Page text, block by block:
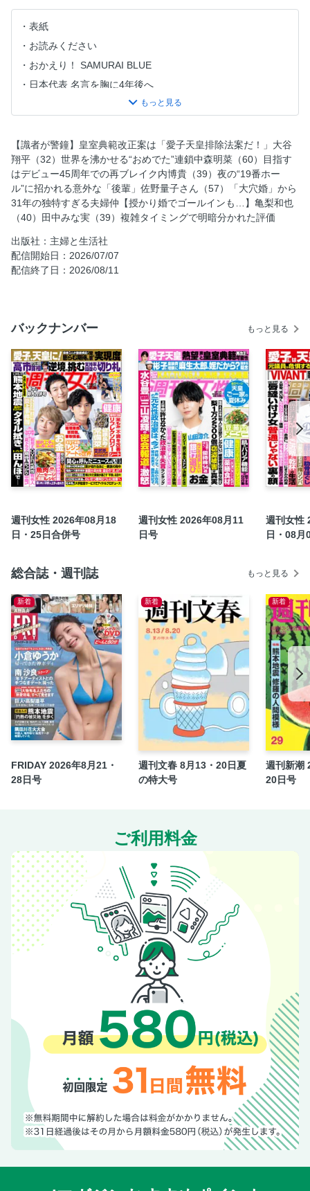
表紙
お読みください
おかえり！ SAMURAI BLUE
日本代表 名言を胸に4年後へ
timelesz 横浜アリーナ最終公演
目次
【識者が警鐘】皇室典範改正案は「愛子天皇排除法案だ！」
大谷翔平（32）世界を沸かせる“おめでた”連鎖／中森明菜
（60）目指すはデビュー45周年での再ブレイク
内博貴（39）夜の“19番ホール”に招かれる意外な「後輩」
佐野量子さん（57）「大穴婚」から31年の独特すぎる夫婦
仲
【授かり婚でゴールインも…】亀梨和也（40）田中みな実
〈インタビュー〉泉ピン子（78）渡鬼メンバーへの思いか
ら、隠し子騒動まで
〈男女500人アンケート〉令和に復活してほしい「昭和・平
成学園ドラマ」ランキング
《短期連載》微笑みプリンセス 佳子さまの歩み
〈男女300人アンケート〉俳優業が「ハマった＆がっかり」
女性アナランキング
宝泉薫の人生アゲサゲ分かれ道／中森明菜
【今、ランドセルの進化がすごいことに！】最新ラン活事情
燃え殻 どんな人生にも名ゼリフはある。
《特別付録》サッカーW杯日本代表カード
コミック／ペンにりぼんを〜漫画家・井出智香恵物語〜
【1人前ほぼ200円以下】夏野菜がおいしい節約おかず
【抗がん食材がたっぷり】がんを予防する「長生き」煮込み
【子宮頸がんの後遺症で腎機能が低下】放送作家・たむらよ
うこさん（55）「私は悪い見本。後悔しているからこそ、伝
えたい」
【その不調、血流のせいかも!?】魔法の血流アップストレッ
チ
【高嶋ちさ子、高橋英樹、南美希子…】有名人が実践する
「脳スッキリ」習慣
【やりがちNG総点検】その節約、夏は逆に高くつく！
《シリーズ 障害と生きる。》生まれつき顔の左側の骨が成
長しない難病、15回の手術を乗り越えて
細木かおりの幸せを呼ぶ六星占術
おすすめ週女書店／一色さゆりさん「モナリザの裏側」
【夏休み前に始める】「一日一拭き」で部屋も気分もすっき
り！
Dr.西川潔の拝啓、婦人科外来より愛を込めて
〈インタビュー〉熊切あさ美（46）「やっと両親に見せられ
る本ができました（笑）」
浜木綿子 90歳 今が楽しいひとり暮らし
【感動をありがとう】森保一監督（57）やんちゃな過去と名
【哀悼秘話】美輪明宏さん（享年91）唱え続けた「愛」
「毒」「ユーモア」のメッセージ
共感できるヒロインはミドル世代「若者の恋愛ドラマ」は絶
滅!?／はき方によっては罰金制裁も？ 多種多様な「W杯ソッ
クス」裏事情
メイドの育成学校が爆誕！ “萌え”のない!? 授業内容とは？
【押収動画・画像は約3000点】女児わいせつの元保育士
（44）卑劣手口と正反対な「親孝行息子」の評判
【識者が警鐘】皇室典範改正案は「愛子天皇排除法案だ！」大谷
翔平（32）世界を沸かせる“おめでた”連鎖中森明菜（60）目指す
はデビュー45周年での再ブレイク内博貴（39）夜の“19番ホー
ル”に招かれる意外な「後輩」佐野量子さん（57）「大穴婚」から
31年の独特すぎる夫婦仲【授かり婚でゴールインも…】亀梨和也
（40）田中みな実（39）複雑タイミングで明暗分かれた評価
出版社：主婦と生活社
配信開始日：2026/07/07
配信終了日：2026/08/11
バックナンバー もっと見る
週刊女性 2026年08月18
日・25日合併号
週刊女性 2026年08月11
日号
週刊女性
日・08月
総合誌・週刊誌 もっと見る
新着
FRIDAY 2026年8月21・
28日号
新着
週刊文春 8月13・20日夏
の特大号
新着
週刊新潮
20日号
ご利用料金